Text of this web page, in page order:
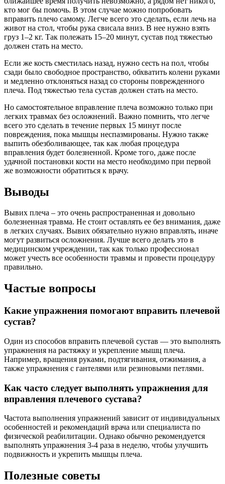
кто мог бы помочь. В этом случае можно попробовать
вправить плечо самому. Легче всего это сделать, если лечь на
живот на стол, чтобы рука свисала вниз. В нее нужно взять
груз 1–2 кг. Так полежать 15–20 минут, сустав под тяжестью
должен стать на место.
Если же кость сместилась назад, нужно сесть на пол, чтобы
сзади было свободное пространство, обхватить колени руками
и медленно отклоняться назад со стороны поврежденного
плеча. Под тяжестью тела сустав должен стать на место.
Но самостоятельное вправление плеча возможно только при
легких травмах без осложнений. Важно помнить, что легче
всего это сделать в течение первых 15 минут после
повреждения, пока мышцы неспазмированы. Нужно также
выпить обезболивающее, так как любая процедура
вправления будет болезненной. Кроме того, даже после
удачной постановки кости на место необходимо при первой
же возможности обратиться к врачу.
Выводы
Вывих плеча – это очень распространенная и довольно
болезненная травма. Не стоит оставлять ее без внимания, даже
в легких случаях. Вывих обязательно нужно вправлять, иначе
могут развиться осложнения. Лучше всего делать это в
медицинском учреждении, так как только профессионал
может учесть все особенности травмы и провести процедуру
правильно.
Частые вопросы
Какие упражнения помогают вправить плечевой
сустав?
Один из способов вправить плечевой сустав — это выполнять
упражнения на растяжку и укрепление мышц плеча.
Например, вращения руками, подтягивания, отжимания, а
также упражнения с гантелями или резиновыми петлями.
Как часто следует выполнять упражнения для
вправления плечевого сустава?
Частота выполнения упражнений зависит от индивидуальных
особенностей и рекомендаций врача или специалиста по
физической реабилитации. Однако обычно рекомендуется
выполнять упражнения 3-4 раза в неделю, чтобы улучшить
подвижность и укрепить мышцы плеча.
Полезные советы